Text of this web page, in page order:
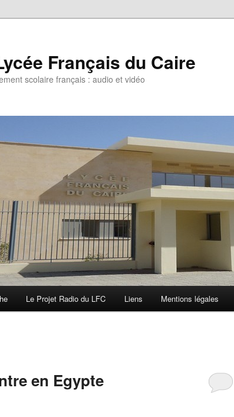
Français du Caire
scolaire français : audio et vidéo
Le Projet Radio du LFC Liens Mentions légales
en Egypte